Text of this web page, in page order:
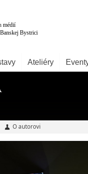
Ateliéry
O autorovi